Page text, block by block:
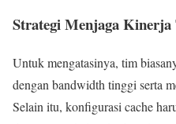
Strategi Menjaga
Untuk mengatasinya, tim
dengan bandwidth tinggi serta
Selain itu, konfigurasi cache